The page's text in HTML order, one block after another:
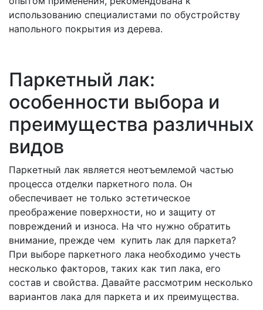
использованию специалистами по обустройству
напольного покрытия из дерева.
Паркетный лак:
особенности выбора и
преимущества различных
видов
Паркетный лак является неотъемлемой частью
процесса отделки паркетного пола. Он
обеспечивает не только эстетическое
преображение поверхности, но и защиту от
повреждений и износа. На что нужно обратить
внимание, прежде чем купить лак для паркета?
При выборе паркетного лака необходимо учесть
несколько факторов, таких как тип лака, его
состав и свойства. Давайте рассмотрим несколько
вариантов лака для паркета и их преимущества.